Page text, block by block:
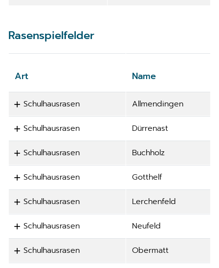
Rasenspielfelder
Art Name
Schulhausrasen Allmendingen
Schulhausrasen Dürrenast
Schulhausrasen Buchholz
Schulhausrasen Gotthelf
Schulhausrasen Lerchenfeld
Schulhausrasen Neufeld
Schulhausrasen Obermatt